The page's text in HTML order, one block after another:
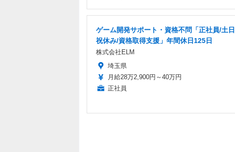
ゲーム開発サポート・資格不問「正社員/土日
祝休み/資格取得支援」年間休日125日
株式会社ELM
埼玉県
月給28万2,900円～40万円
正社員